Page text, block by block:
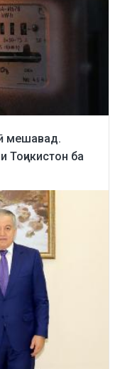
мешавад.
Тоҷикистон ба